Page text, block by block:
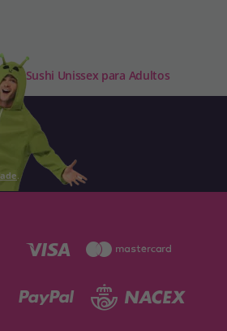
de Sushi Unissex para Adultos